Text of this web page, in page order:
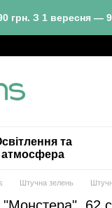
грн. З 1 вересня —
та
атмосфера
Штучна зелень